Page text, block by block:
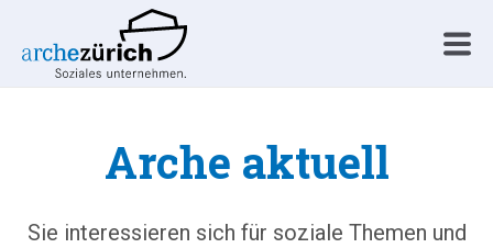
Arche aktuell
Sie interessieren sich für soziale Themen und